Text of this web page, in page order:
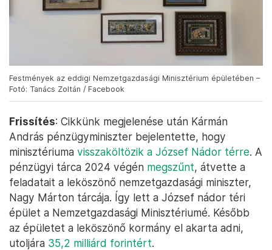
Festmények az eddigi Nemzetgazdasági Minisztérium épületében –
Fotó: Tanács Zoltán / Facebook
Frissítés: Cikkünk megjelenése után Kármán
András pénzügyminiszter bejelentette, hogy
minisztériuma visszaköltözik a József Nádor térre. A
pénzügyi tárca 2024 végén megszűnt, átvette a
feladatait a leköszönő nemzetgazdasági miniszter,
Nagy Márton tárcája. Így lett a József nádor téri
épület a Nemzetgazdasági Minisztériumé. Később
az épületet a leköszönő kormány el akarta adni,
utoljára 35,2 milliárd forintért.